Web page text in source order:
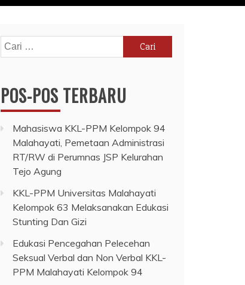
Cari
untuk:
POS-POS TERBARU
Mahasiswa KKL-PPM Kelompok 94
Malahayati, Pemetaan Administrasi
RT/RW di Perumnas JSP Kelurahan
Tejo Agung
KKL-PPM Universitas Malahayati
Kelompok 63 Melaksanakan Edukasi
Stunting Dan Gizi
Edukasi Pencegahan Pelecehan
Seksual Verbal dan Non Verbal KKL-
PPM Malahayati Kelompok 94